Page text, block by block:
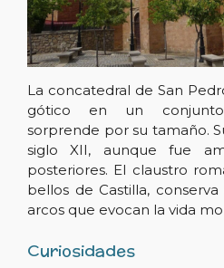
La concatedral de San
gótico en un
sorprende por su tamaño.
siglo XII, aunque fue
posteriores. El claustro
bellos de Castilla,
arcos que evocan la vida
Curiosidades